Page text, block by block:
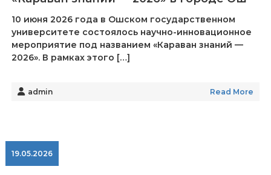
10 июня 2026 года в Ошском государственном
университете состоялось научно-инновационное
мероприятие под названием «Караван знаний —
2026». В рамках этого […]
admin Read More
19.05.2026